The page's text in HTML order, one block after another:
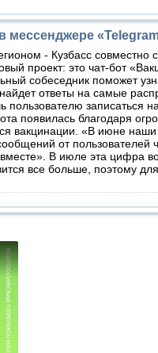
мессенджере
- Кузбасс совместно
проект: это чат-бот
собеседник поможет
ответы на самые
пользователю записаться
появилась благодаря
вакцинации. «В июне
от пользователей
В июле эта цифра
все больше, поэтому